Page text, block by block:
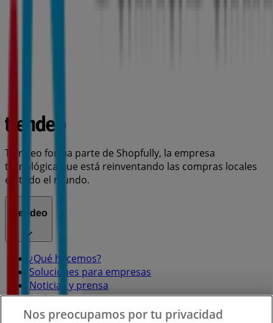
Tiendeo forma parte de Shopfully, la empresa
tecnológica que está reinventando las compras locales
en todo el mundo.
Tiendeo
¿Qué hacemos?
Soluciones para empresas
Noticias y prensa
Trabaja con nosotros
Nos preocupamos por tu privacidad